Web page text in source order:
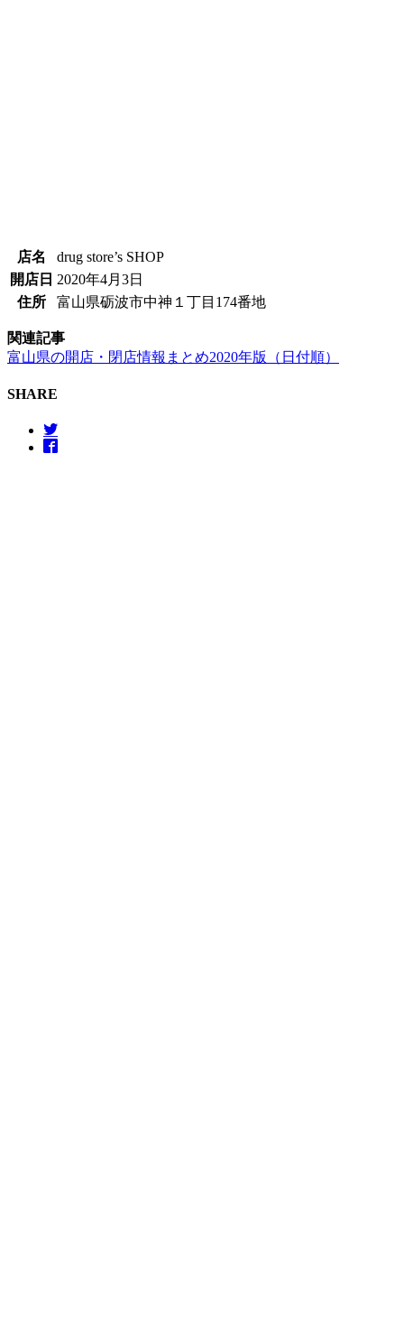
店名
drug store’s SHOP
開店日 2020年4月3日
住所
富山県砺波市中神１丁目174番地
関連記事
富山県の開店・閉店情報まとめ2020年版（日付順）
SHARE